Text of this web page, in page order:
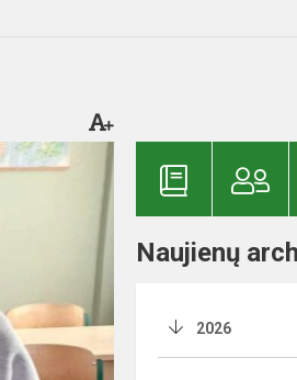
Naujienų
2026